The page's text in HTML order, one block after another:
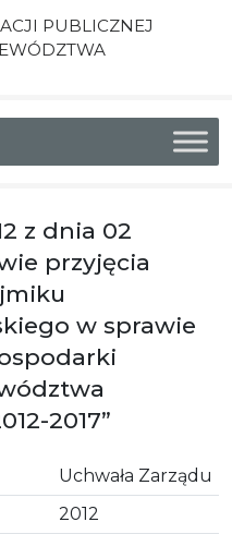
PUBLICZNEJ
z dnia 02
przyjęcia
w sprawie
2017”
Uchwała Zarządu
2012